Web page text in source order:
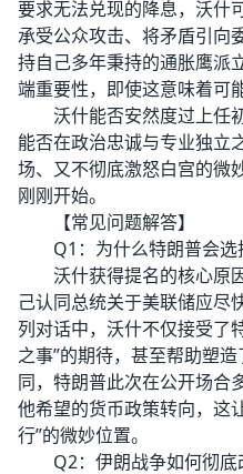
要求无法兑现的降息，沃什
承受公众攻击、将矛盾引向
持自己多年秉持的通胀鹰派
端重要性，即使这意味着可
沃什能否安然度过上任
能否在政治忠诚与专业独立
场、又不彻底激怒白宫的微
刚刚开始。
【常见问题解答】
Q1：为什么特朗普会选
沃什获得提名的核心原
己认同总统关于美联储应尽
列对话中，沃什不仅接受了
之事”的期待，甚至帮助塑
同，特朗普此次在公开场合
他希望的货币政策转向，这
行”的微妙位置。
Q2：伊朗战争如何彻底